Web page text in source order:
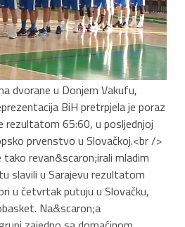
dvorane u Donjem Vakufu,
BiH pretrpjela je poraz
rezultatom 65:60, u posljednjoj
prvenstvo u Slovačkoj.<br />
revan&scaron;irali mladim
slavili u Sarajevu rezultatom
u četvrtak putuju u Slovačku,
Na&scaron;a